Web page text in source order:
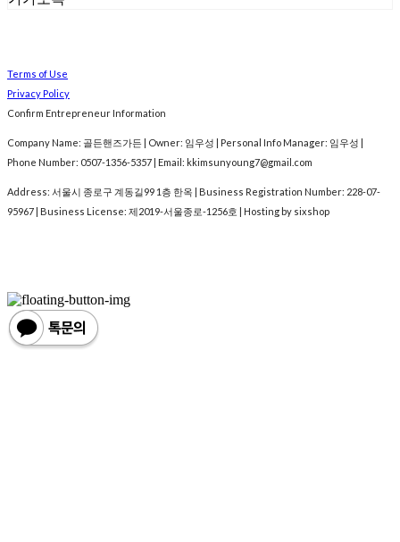
Terms of Use
Privacy Policy
Confirm Entrepreneur Information
Company Name: 골든핸즈가든 | Owner: 임우성 | Personal Info Manager: 임우성 |
Phone Number: 0507-1356-5357 | Email: kkimsunyoung7@gmail.com
Address: 서울시 종로구 계동길99 1층 한옥 | Business Registration Number: 228-07-
95967 | Business License: 제2019-서울종로-1256호 | Hosting by sixshop